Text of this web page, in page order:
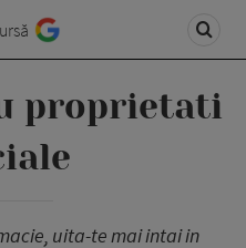
proprietati
uita-te mai intai in